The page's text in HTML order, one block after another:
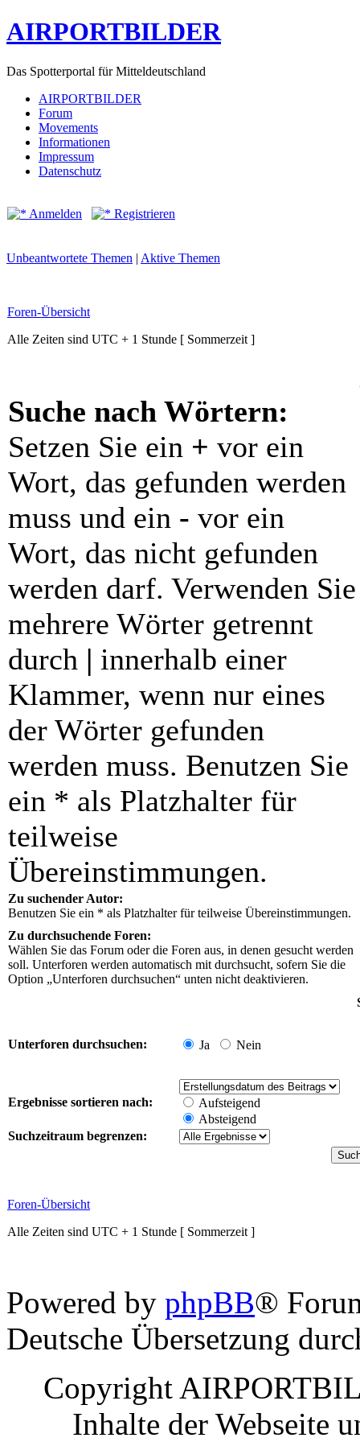
AIRPORTBILDER
Das Spotterportal für Mitteldeutschland
AIRPORTBILDER
Forum
Movements
Informationen
Impressum
Datenschutz
Anmelden Registrieren
Unbeantwortete Themen | Aktive Themen
Foren-Übersicht
Alle Zeiten sind UTC + 1 Stunde [ Sommerzeit ]
Suche nach Wörtern:
Setzen Sie ein + vor ein
Wort, das gefunden werden
muss und ein - vor ein
Wort, das nicht gefunden
werden darf. Verwenden Sie
mehrere Wörter getrennt
durch | innerhalb einer
Klammer, wenn nur eines
der Wörter gefunden
werden muss. Benutzen Sie
ein * als Platzhalter für
teilweise
Übereinstimmungen.
Zu suchender Autor:
Benutzen Sie ein * als Platzhalter für teilweise Übereinstimmungen.
Zu durchsuchende Foren:
Wählen Sie das Forum oder die Foren aus, in denen gesucht werden
soll. Unterforen werden automatisch mit durchsucht, sofern Sie die
Option „Unterforen durchsuchen“ unten nicht deaktivieren.
Unterforen durchsuchen: Ja Nein
Ergebnisse sortieren nach:
Aufsteigend
Absteigend
Suchzeitraum begrenzen:
Foren-Übersicht
Alle Zeiten sind UTC + 1 Stunde [ Sommerzeit ]
Powered by phpBB®
Deutsche Übersetzung
Copyright
Inhalte der Webseite